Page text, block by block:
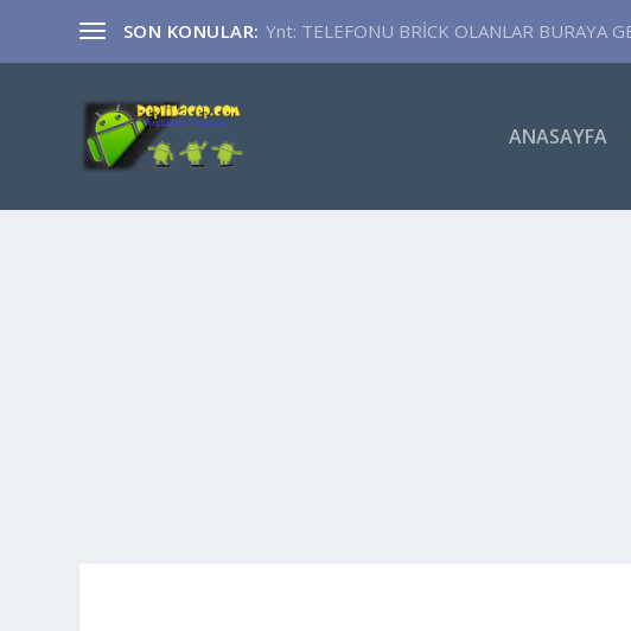
SON KONULAR: Ynt: TELEFONU BRİCK OLANLAR BURAYA
ANASAYFA